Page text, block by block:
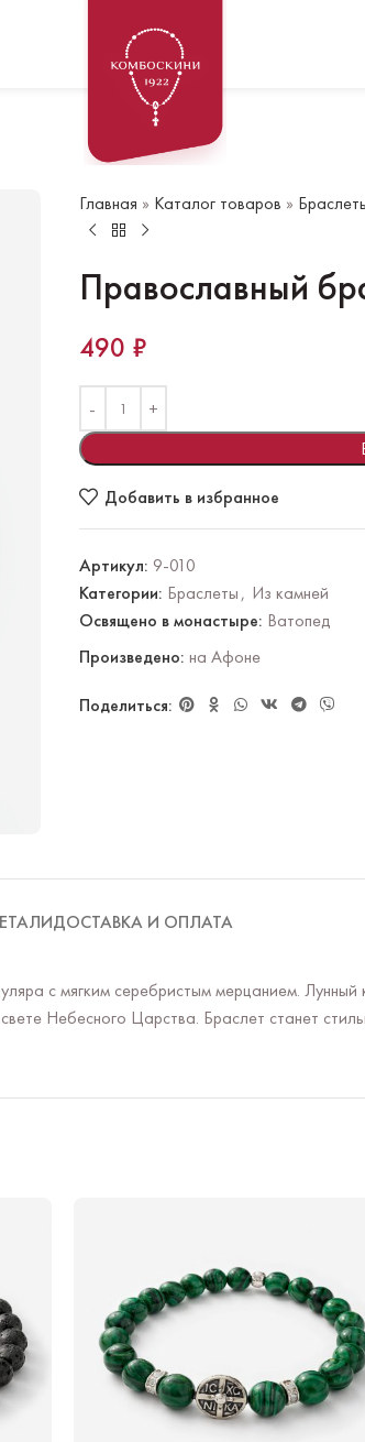
Главная » Каталог товаров »
Православный
490 ₽
Добавить в избранное
Артикул: 9-010
Категории: Браслеты, Из камней
Освящено в монастыре: Ватопед
Произведено: на Афоне
Поделиться:
ДОСТАВКА И ОПЛАТА
с мягким серебристым мерцанием. Лунный
Небесного Царства. Браслет станет